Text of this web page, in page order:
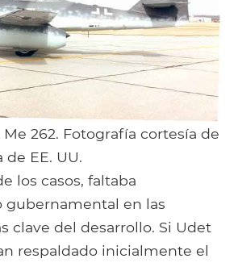
262. Fotografía cortesía de
de EE. UU.
los casos, faltaba
en las
clave del desarrollo. Si Udet
respaldado inicialmente el